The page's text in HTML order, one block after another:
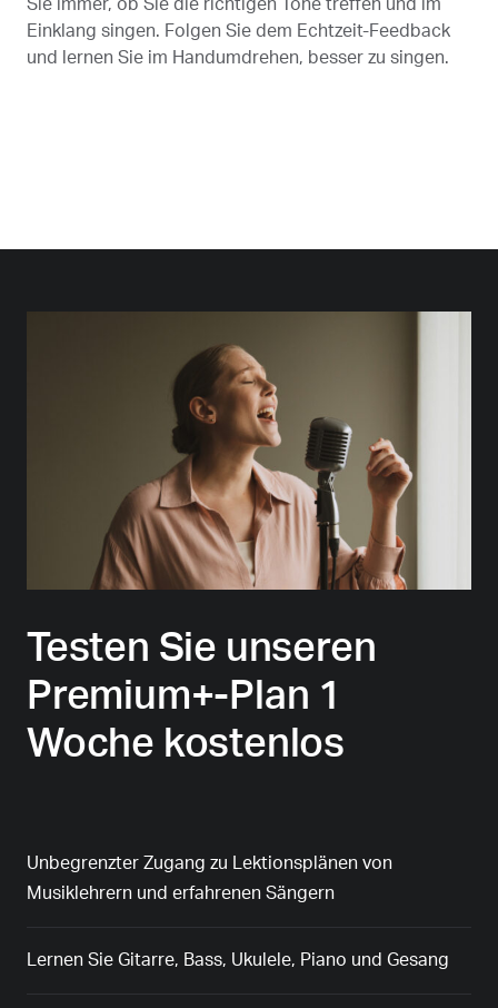
Sie immer, ob Sie die richtigen Töne treffen und im
Einklang singen. Folgen Sie dem Echtzeit-Feedback
und lernen Sie im Handumdrehen, besser zu singen.
Testen Sie unseren
Premium+-Plan 1
Woche kostenlos
Unbegrenzter Zugang zu Lektionsplänen von
Musiklehrern und erfahrenen Sängern
Lernen Sie Gitarre, Bass, Ukulele, Piano und Gesang